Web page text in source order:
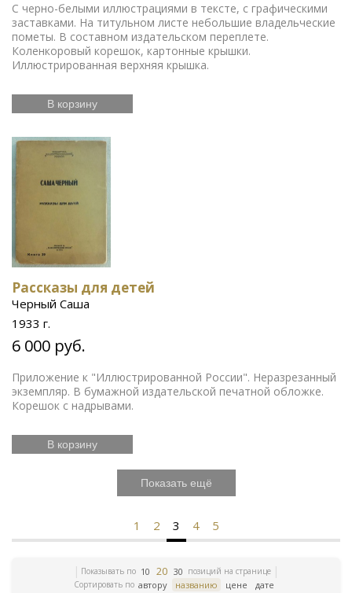
С черно-белыми иллюстрациями в тексте, с графическими
заставками. На титульном листе небольшие владельческие
пометы. В составном издательском переплете.
Коленкоровый корешок, картонные крышки.
Иллюстрированная верхняя крышка.
В корзину
Рассказы для детей
Черный Саша
1933 г.
6 000 руб.
Приложение к "Иллюстрированной России". Неразрезанный
экземпляр. В бумажной издательской печатной обложке.
Корешок с надрывами.
В корзину
Показать ещё
1 2 3 4 5
Показывать по 10 20 30 позиций на странице
Сортировать по автору названию цене дате